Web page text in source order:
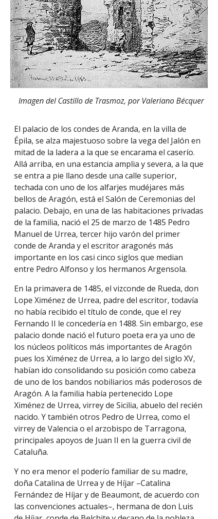
Imagen del Castillo de Trasmoz, por Valeriano Bécquer
El palacio de los condes de Aranda, en la villa de
Épila, se alza majestuoso sobre la vega del Jalón en
mitad de la ladera a la que se encarama el caserío.
Allá arriba, en una estancia amplia y severa, a la que
se entra a pie llano desde una calle superior,
techada con uno de los alfarjes mudéjares más
bellos de Aragón, está el Salón de Ceremonias del
palacio. Debajo, en una de las habitaciones privadas
de la familia, nació el 25 de marzo de 1485 Pedro
Manuel de Urrea, tercer hijo varón del primer
conde de Aranda y el escritor aragonés más
importante en los casi cinco siglos que median
entre Pedro Alfonso y los hermanos Argensola.
En la primavera de 1485, el vizconde de Rueda, don
Lope Ximénez de Urrea, padre del escritor, todavía
no había recibido el título de conde, que el rey
Fernando II le concedería en 1488. Sin embargo, ese
palacio donde nació el futuro poeta era ya uno de
los núcleos políticos más importantes de Aragón
pues los Ximénez de Urrea, a lo largo del siglo XV,
habían ido consolidando su posición como cabeza
de uno de los bandos nobiliarios más poderosos de
Aragón. A la familia había pertenecido Lope
Ximénez de Urrea, virrey de Sicilia, abuelo del recién
nacido. Y también otros Pedro de Urrea, como el
virrey de Valencia o el arzobispo de Tarragona,
principales apoyos de Juan II en la guerra civil de
Cataluña.
Y no era menor el poderío familiar de su madre,
doña Catalina de Urrea y de Híjar –Catalina
Fernández de Híjar y de Beaumont, de acuerdo con
las convenciones actuales–, hermana de don Luis